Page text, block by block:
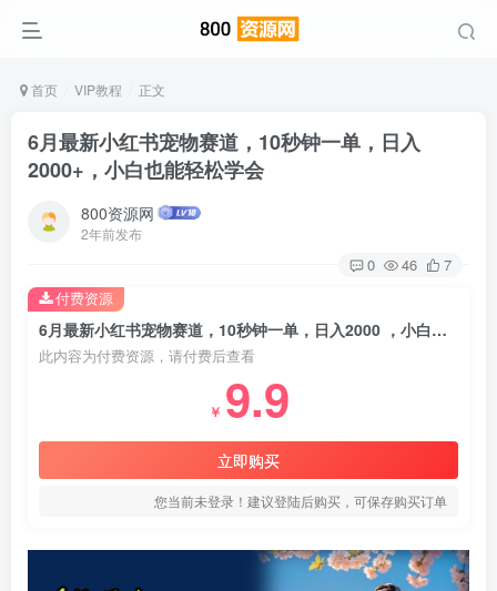
首页 VIP教程 正文
6月最新小红书宠物赛道，10秒钟一单，日入
2000+，小白也能轻松学会
800资源网
2年前发布
0 46 7
6月最新小红书宠物赛道，10秒钟一单，日入2000 ，小白也能轻松学会
此内容为付费资源，请付费后查看
￥ 9.9
立即购买
您当前未登录！建议登陆后购买，可保存购买订单
付费资源